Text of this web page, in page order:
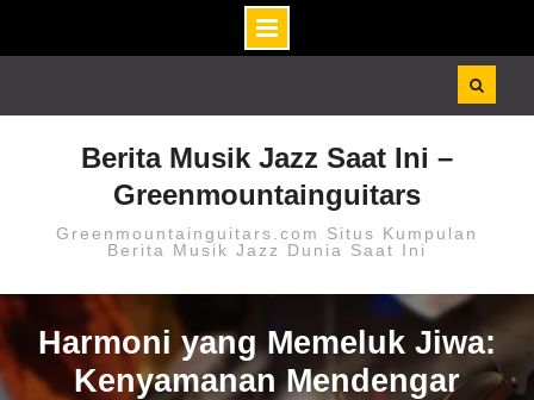
Berita Musik Jazz Saat Ini –
Greenmountainguitars
Greenmountainguitars.com Situs Kumpulan
Berita Musik Jazz Dunia Saat Ini
Harmoni yang Memeluk Jiwa:
Kenyamanan Mendengar